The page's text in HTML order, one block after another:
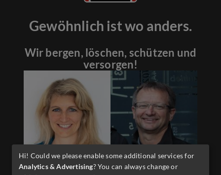
Gewöhnlich ist wo anders.
Wir bergen, löschen, schützen und
versorgen!
Diana Schwarzenauer-
Martin Sporer-
Hi! Could we please enable some additional services for
Analytics & Advertising? You can always change or